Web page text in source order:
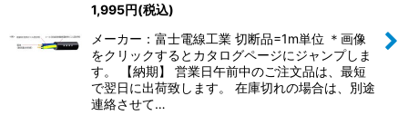
1,995円(税込)
メーカー：富士電線工業 切断品=1m単位 ＊画像
をクリックするとカタログページにジャンプしま
す。 【納期】 営業日午前中のご注文品は、最短
で翌日に出荷致します。 在庫切れの場合は、別途
連絡させて…